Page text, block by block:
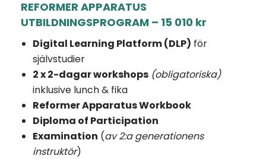
REFORMER APPARATUS
UTBILDNINGSPROGRAM – 15 010 kr
Digital Learning Platform (DLP) för
självstudier
2 x 2-dagar workshops (obligatoriska)
inklusive lunch & fika
Reformer Apparatus Workbook
Diploma of Participation
Examination (av 2:a generationens
instruktör)